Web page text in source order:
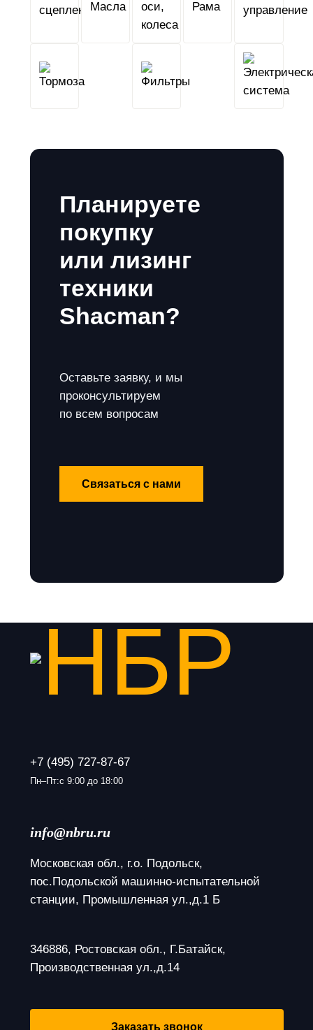
Тормоза Фильтры
Планируете
покупку
или лизинг
техники
Shacman?
Оставьте заявку, и мы
проконсультируем
по всем вопросам
Связаться с нами
+7 (495) 727-87-67
Пн–Пт:с 9:00 до 18:00
info@nbru.ru
Московская обл., г.о. Подольск,
пос.Подольской машинно-испытательной
станции, Промышленная ул.,д.1 Б
346886, Ростовская обл., Г.Батайск,
Производственная ул.,д.14
Заказать звонок